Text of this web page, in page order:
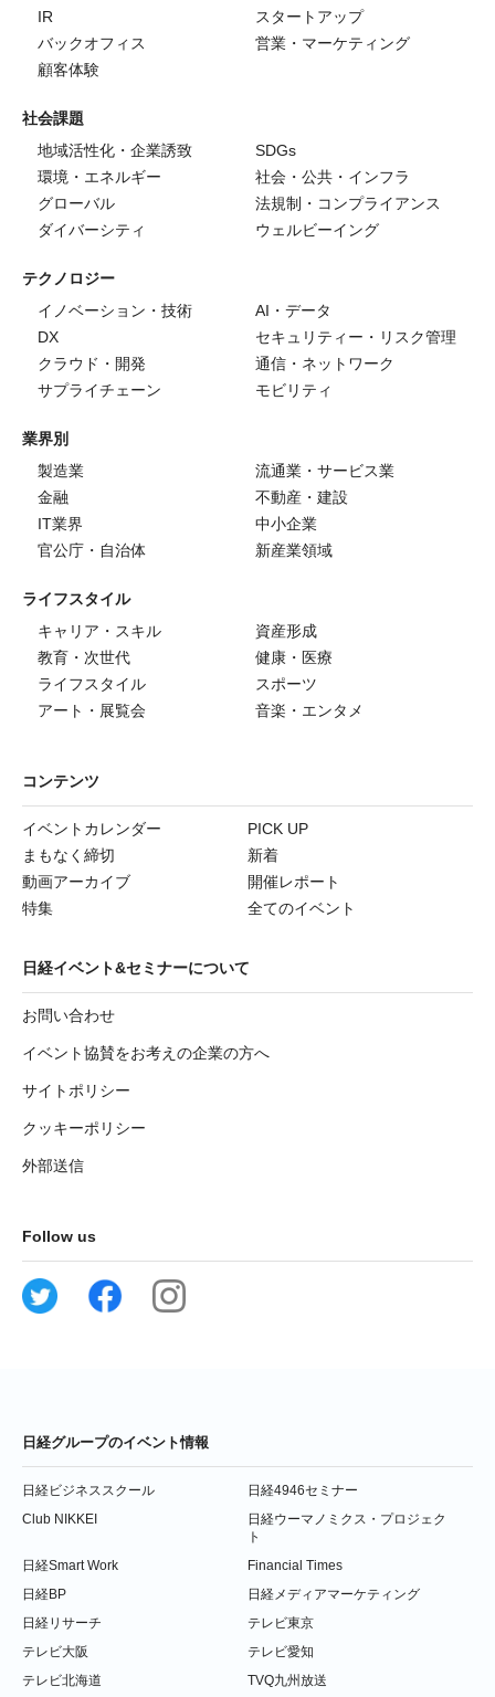
IR
スタートアップ
バックオフィス
営業・マーケティング
顧客体験
社会課題
地域活性化・企業誘致
SDGs
環境・エネルギー
社会・公共・インフラ
グローバル
法規制・コンプライアンス
ダイバーシティ
ウェルビーイング
テクノロジー
イノベーション・技術
AI・データ
DX
セキュリティー・リスク管理
クラウド・開発
通信・ネットワーク
サプライチェーン
モビリティ
業界別
製造業
流通業・サービス業
金融
不動産・建設
IT業界
中小企業
官公庁・自治体
新産業領域
ライフスタイル
キャリア・スキル
資産形成
教育・次世代
健康・医療
ライフスタイル
スポーツ
アート・展覧会
音楽・エンタメ
コンテンツ
イベントカレンダー
PICK UP
まもなく締切
新着
動画アーカイブ
開催レポート
特集
全てのイベント
日経イベント&セミナーについて
お問い合わせ
イベント協賛をお考えの企業の方へ
サイトポリシー
クッキーポリシー
外部送信
Follow us
日経グループのイベント情報
日経ビジネススクール
日経4946セミナー
Club NIKKEI
日経ウーマノミクス・プロジェク
ト
日経Smart Work
Financial Times
日経BP
日経メディアマーケティング
日経リサーチ
テレビ東京
テレビ大阪
テレビ愛知
テレビ北海道
TVQ九州放送